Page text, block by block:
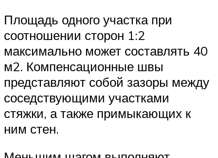
Площадь одного участка при
соотношении сторон 1:2
максимально может составлять 40
м2. Компенсационные швы
представляют собой зазоры между
соседствующими участками
стяжки, а также примыкающих к
ним стен.